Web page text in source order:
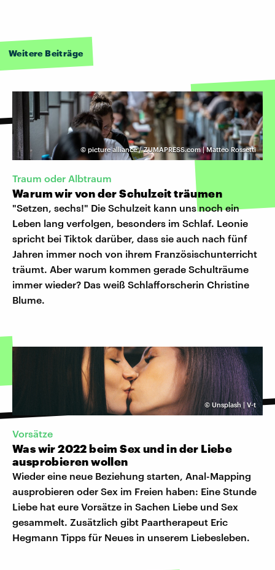
Weitere Beiträge
© picture alliance / ZUMAPRESS.com | Matteo Rossetti
Traum oder Albtraum
Warum wir von der Schulzeit träumen
"Setzen, sechs!" Die Schulzeit kann uns noch ein
Leben lang verfolgen, besonders im Schlaf. Leonie
spricht bei Tiktok darüber, dass sie auch nach fünf
Jahren immer noch von ihrem Französischunterricht
träumt. Aber warum kommen gerade Schulträume
immer wieder? Das weiß Schlafforscherin Christine
Blume.
© Unsplash | V-t
Vorsätze
Was wir 2022 beim Sex und in der Liebe
ausprobieren wollen
Wieder eine neue Beziehung starten, Anal-Mapping
ausprobieren oder Sex im Freien haben: Eine Stunde
Liebe hat eure Vorsätze in Sachen Liebe und Sex
gesammelt. Zusätzlich gibt Paartherapeut Eric
Hegmann Tipps für Neues in unserem Liebesleben.